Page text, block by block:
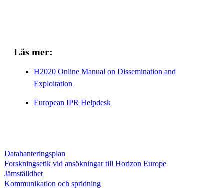
Läs mer:
H2020 Online Manual on Dissemination and
Exploitation
European IPR Helpdesk
Datahanteringsplan
Forskningsetik vid ansökningar till Horizon Europe
Jämställdhet
Kommunikation och spridning